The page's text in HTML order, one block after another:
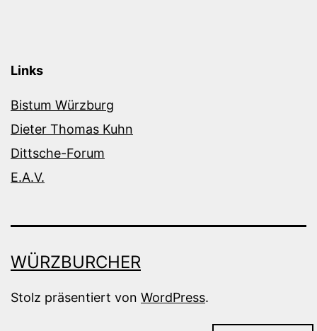
Links
Bistum Würzburg
Dieter Thomas Kuhn
Dittsche-Forum
E.A.V.
WÜRZBURCHER
Stolz präsentiert von WordPress.